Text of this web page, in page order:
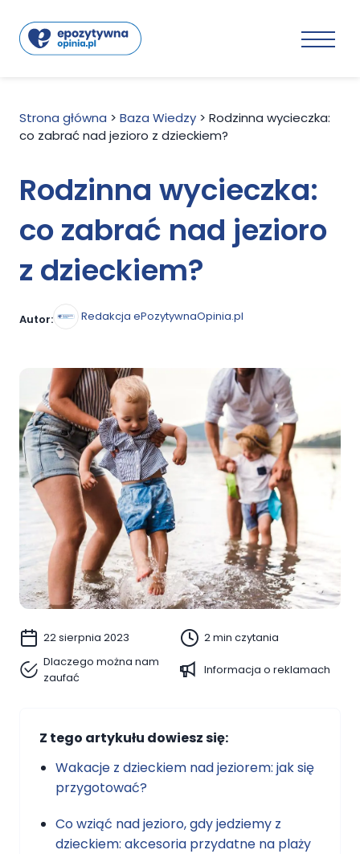
Strona główna > Baza Wiedzy > Rodzinna wycieczka:
co zabrać nad jezioro z dzieckiem?
Rodzinna wycieczka:
co zabrać nad jezioro
z dzieckiem?
Autor: Redakcja ePozytywnaOpinia.pl
22 sierpnia 2023
2 min czytania
Dlaczego można nam
zaufać
Informacja o reklamach
Z tego artykułu dowiesz się:
Wakacje z dzieckiem nad jeziorem: jak się
przygotować?
Co wziąć nad jezioro, gdy jedziemy z
dzieckiem: akcesoria przydatne na plaży